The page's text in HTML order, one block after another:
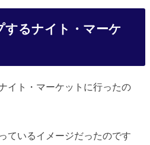
するナイト・マーケ
イト・マーケットに行ったの
ているイメージだったのです